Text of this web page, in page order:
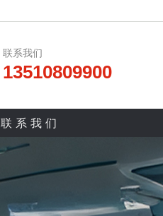
联系我们
13510809900
联系我们